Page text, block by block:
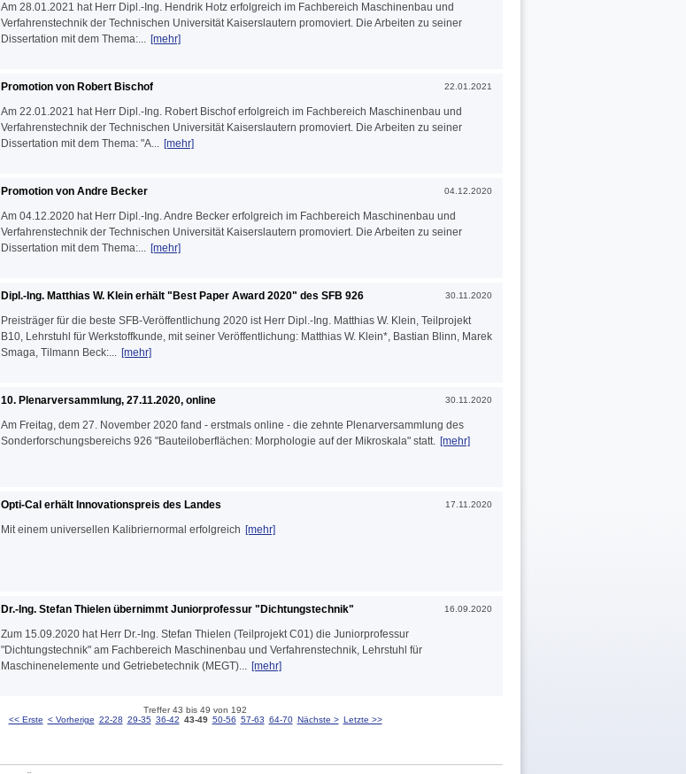
Am 28.01.2021 hat Herr Dipl.-Ing. Hendrik Hotz erfolgreich im Fachbereich Maschinenbau und
Verfahrenstechnik der Technischen Universität Kaiserslautern promoviert. Die Arbeiten zu seiner
Dissertation mit dem Thema:... [mehr]
22.01.2021
Promotion von Robert Bischof
Am 22.01.2021 hat Herr Dipl.-Ing. Robert Bischof erfolgreich im Fachbereich Maschinenbau und
Verfahrenstechnik der Technischen Universität Kaiserslautern promoviert. Die Arbeiten zu seiner
Dissertation mit dem Thema: "A... [mehr]
04.12.2020
Promotion von Andre Becker
Am 04.12.2020 hat Herr Dipl.-Ing. Andre Becker erfolgreich im Fachbereich Maschinenbau und
Verfahrenstechnik der Technischen Universität Kaiserslautern promoviert. Die Arbeiten zu seiner
Dissertation mit dem Thema:... [mehr]
30.11.2020
Dipl.-Ing. Matthias W. Klein erhält "Best Paper Award 2020" des SFB 926
Preisträger für die beste SFB-Veröffentlichung 2020 ist Herr Dipl.-Ing. Matthias W. Klein, Teilprojekt
B10, Lehrstuhl für Werkstoffkunde, mit seiner Veröffentlichung: Matthias W. Klein*, Bastian Blinn, Marek
Smaga, Tilmann Beck:... [mehr]
30.11.2020
10. Plenarversammlung, 27.11.2020, online
Am Freitag, dem 27. November 2020 fand - erstmals online - die zehnte Plenarversammlung des
Sonderforschungsbereichs 926 "Bauteiloberflächen: Morphologie auf der Mikroskala" statt. [mehr]
17.11.2020
Opti-Cal erhält Innovationspreis des Landes
Mit einem universellen Kalibriernormal erfolgreich [mehr]
16.09.2020
Dr.-Ing. Stefan Thielen übernimmt Juniorprofessur "Dichtungstechnik"
Zum 15.09.2020 hat Herr Dr.-Ing. Stefan Thielen (Teilprojekt C01) die Juniorprofessur
"Dichtungstechnik" am Fachbereich Maschinenbau und Verfahrenstechnik, Lehrstuhl für
Maschinenelemente und Getriebetechnik (MEGT)... [mehr]
Treffer 43 bis 49 von 192
<< Erste < Vorherige 22-28 29-35 36-42 43-49 50-56 57-63 64-70 Nächste > Letzte >>